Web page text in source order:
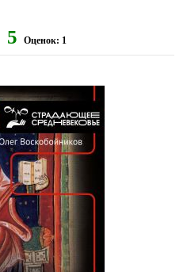
5 Оценок: 1